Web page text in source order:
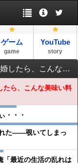
ゲーム
game
YouTube
story
【勘違い野郎】料理上手な彼女に『結婚したら、こんな美味い料理を毎日食べられるんだな』と言ったら、彼女に『いや、無理だよｗ』と返された…
たら、こんな美味い料
・・・
れた――覗いてしまっ
最近の生活の乱れは